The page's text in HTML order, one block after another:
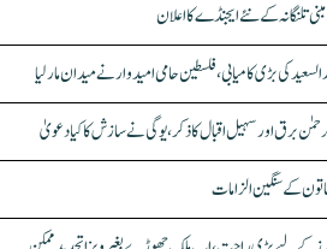
تلنگانہ کے نئے ایجنڈے کا اعلان
کی بڑی کامیابی، فلسطین حامی امیدوار نے میدان مار لیا
برق اور سہیل اقبال کا ذکر، یوگی نے سازش کا کیا دعویٰ
کے سنگین الزامات